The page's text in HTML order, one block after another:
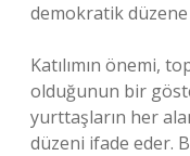
demokratik
Katılımın önemi,
olduğunun bir
yurttaşların her
düzeni ifade eder.